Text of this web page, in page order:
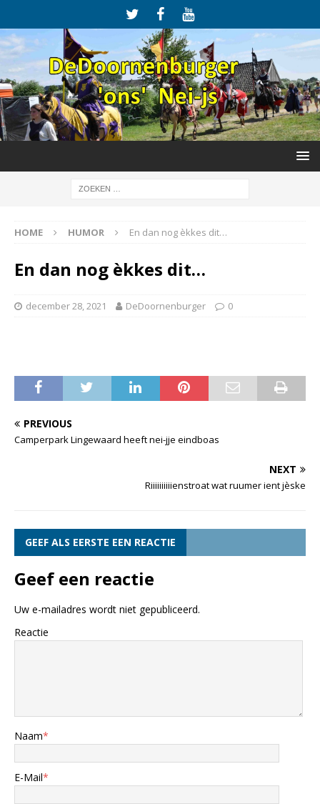
HOME HUMOR En dan nog èkkes dit…
En dan nog èkkes dit…
december 28, 2021 DeDoornenburger 0
PREVIOUS
Camperpark Lingewaard heeft nei-jje eindboas
NEXT
Riiiiiiiiiienstroat wat ruumer ient jèske
GEEF ALS EERSTE EEN REACTIE
Geef een reactie
Uw e-mailadres wordt niet gepubliceerd.
Reactie
Naam*
E-Mail*